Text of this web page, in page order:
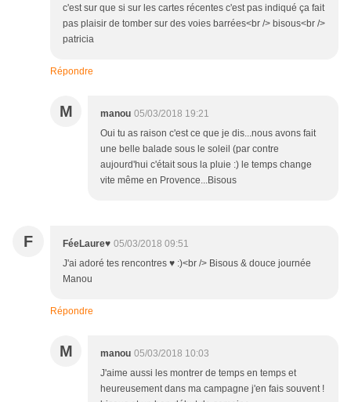
c'est sur que si sur les cartes récentes c'est pas indiqué ça fait
pas plaisir de tomber sur des voies barrées<br /> bisous<br />
patricia
Répondre
M manou 05/03/2018 19:21
Oui tu as raison c'est ce que je dis...nous avons fait
une belle balade sous le soleil (par contre
aujourd'hui c'était sous la pluie :) le temps change
vite même en Provence...Bisous
F FéeLaure♥ 05/03/2018 09:51
J'ai adoré tes rencontres ♥ :)<br /> Bisous & douce journée
Manou
Répondre
M manou 05/03/2018 10:03
J'aime aussi les montrer de temps en temps et
heureusement dans ma campagne j'en fais souvent !